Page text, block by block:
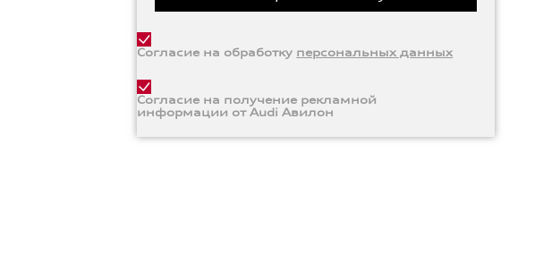
Согласие на обработку персональных данных
Согласие на получение рекламной
информации от Audi Авилон